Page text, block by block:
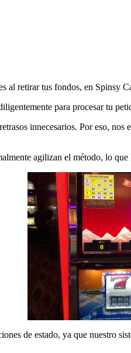
al retirar tus fondos, en Spinsy
para procesar tu
innecesarios. Por eso,
agilizan el método, lo
de estado, ya que nuestro